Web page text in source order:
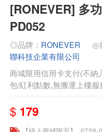
[RONEVER] 多
PD052
◎品牌： RONEVER ◎
聯科技企業有限公司
商城限用信用卡支付(不
包/紅利點數,無搬運上樓
$ 179